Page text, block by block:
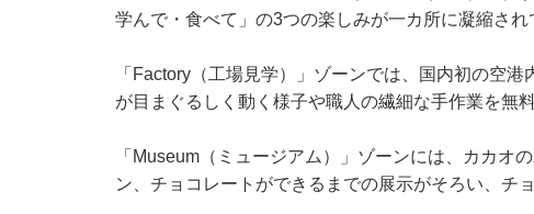
学んで・食べて」の3つの楽しみが一カ所に凝縮され
「Factory（工場見学）」ゾーンでは、国内初の空
が目まぐるしく動く様子や職人の繊細な手作業を無
「Museum（ミュージアム）」ゾーンには、カカオ
ン、チョコレートができるまでの展示がそろい、チ